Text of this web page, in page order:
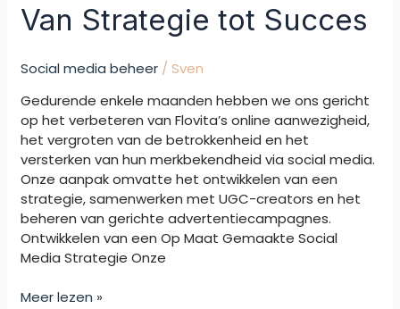
Van Strategie tot Succes
Social media beheer /Sven
Gedurende enkele maanden hebben we ons gericht
op het verbeteren van Flovita’s online aanwezigheid,
het vergroten van de betrokkenheid en het
versterken van hun merkbekendheid via social media.
Onze aanpak omvatte het ontwikkelen van een
strategie, samenwerken met UGC-creators en het
beheren van gerichte advertentiecampagnes.
Ontwikkelen van een Op Maat Gemaakte Social
Media Strategie Onze
Meer lezen »